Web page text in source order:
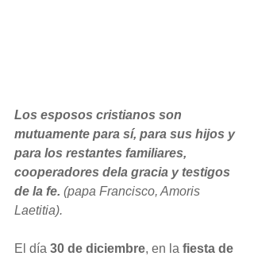
Los esposos cristianos son
mutuamente para sí, para sus hijos y
para los restantes familiares,
cooperadores dela gracia y testigos
de la fe. (papa Francisco, Amoris
Laetitia).
El día 30 de diciembre, en la fiesta de